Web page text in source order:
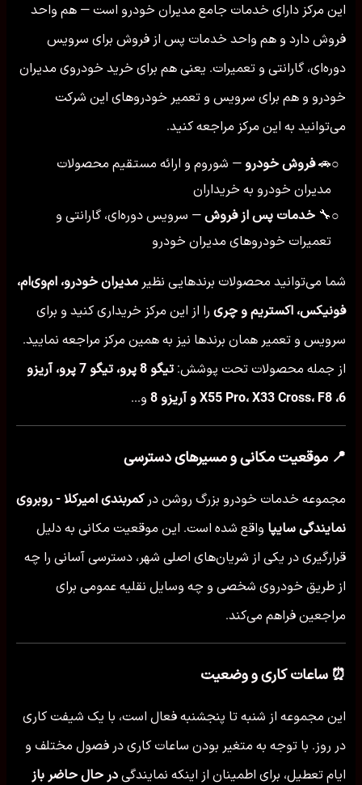
این مرکز دارای خدمات جامع مدیران خودرو است — هم واحد
فروش دارد و هم واحد خدمات پس از فروش برای سرویس
دوره‌ای، گارانتی و تعمیرات. یعنی هم برای خرید خودروی مدیران
خودرو و هم برای سرویس و تعمیر خودروهای این شرکت
می‌توانید به این مرکز مراجعه کنید.
○
🚗فروش خودرو — شوروم و ارائه مستقیم محصولات
مدیران خودرو به خریداران
○
🔧 خدمات پس از فروش — سرویس دوره‌ای، گارانتی و
تعمیرات خودروهای مدیران خودرو
شما می‌توانید محصولات برندهایی نظیر مدیران خودرو، ام‌وی‌ام،
فونیکس، اکستریم و چری را از این مرکز خریداری کنید و برای
سرویس و تعمیر همان برندها نیز به همین مرکز مراجعه نمایید.
از جمله محصولات تحت پوشش:
تیگو 8 پرو، تیگو 7 پرو، آریزو
6، X55 Pro، X33 Cross، F8 و آریزو 8
و...
📍 موقعیت مکانی و مسیرهای دسترسی
مجموعه خدمات خودرو بزرگ روشن درکمربندی امیرکلا - روبروی
نمایندگی سایپا واقع شده است. این موقعیت مکانی به دلیل
قرارگیری در یکی از شریان‌های اصلی شهر، دسترسی آسانی را چه
از طریق خودروی شخصی و چه وسایل نقلیه عمومی برای
مراجعین فراهم می‌کند.
⏰ ساعات کاری و وضعیت
این مجموعه از شنبه تا پنجشنبه فعال است، با یک شیفت کاری
در روز. با توجه به متغیر بودن ساعات کاری در فصول مختلف و
ایام تعطیل، برای اطمینان از اینکه نمایندگی در حال حاضر باز